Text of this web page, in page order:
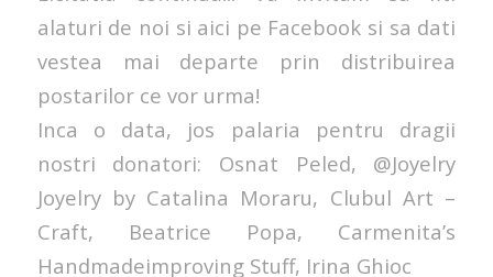
alaturi de noi si aici pe Facebook si sa dati
vestea mai departe prin distribuirea
postarilor ce vor urma!
Inca o data, jos palaria pentru dragii
nostri donatori: Osnat Peled, @Joyelry
Joyelry by Catalina Moraru, Clubul Art –
Craft, Beatrice Popa, Carmenita’s
Handmadeimproving Stuff, Irina Ghioc